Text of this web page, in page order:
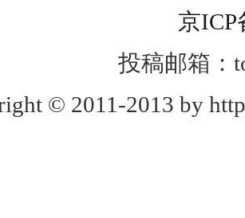
京ICP
投稿邮箱：
© 2011-2013 by